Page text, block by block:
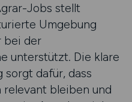
Jobs stellt
Umgebung
bei der
unterstützt. Die klare
dafür, dass
bleiben und